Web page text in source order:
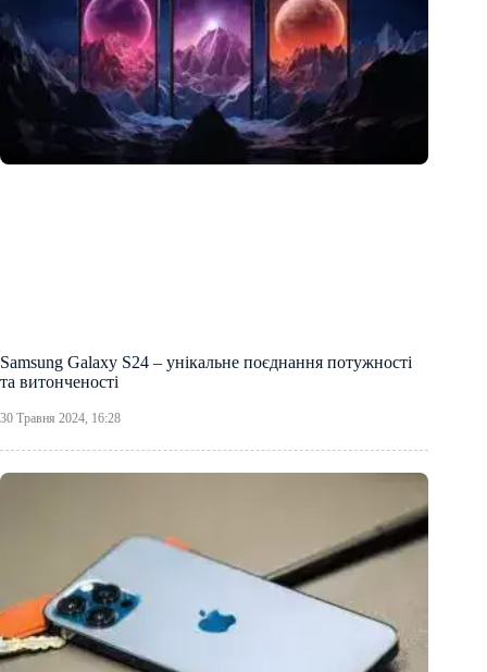
Samsung Galaxy S24 – унікальне поєднання потужності
та витонченості
30 Травня 2024, 16:28